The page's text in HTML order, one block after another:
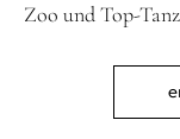
Zoo und Top-